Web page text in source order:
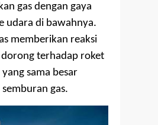
gas dengan gaya
udara di bawahnya.
memberikan reaksi
dorong terhadap roket
sama besar
gas.